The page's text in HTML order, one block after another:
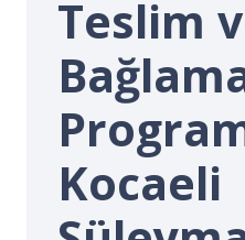
Teslim
Kocaeli